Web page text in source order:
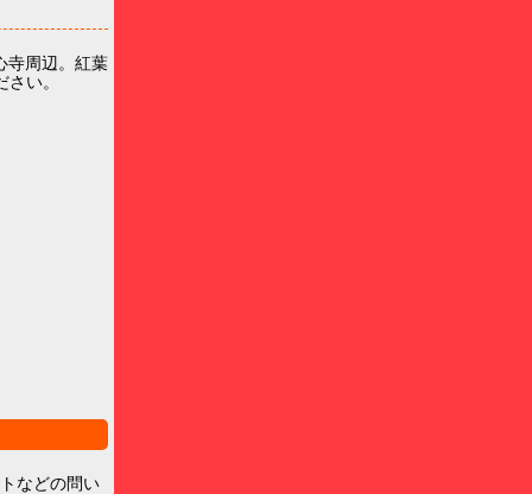
寺周辺。紅葉
い。
などの問い